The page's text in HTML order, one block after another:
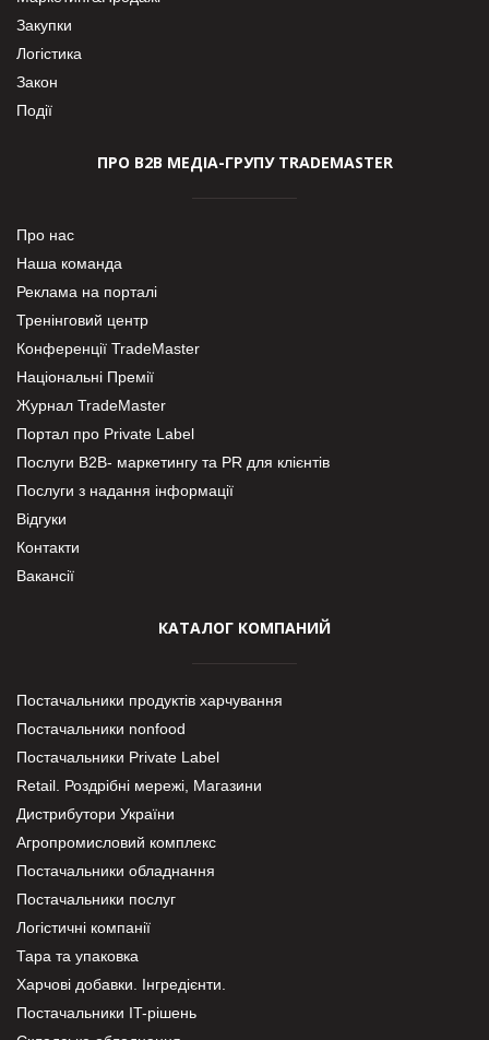
Закупки
Логістика
Закон
Події
ПРО В2В МЕДІА-ГРУПУ TRADEMASTER
Про нас
Наша команда
Реклама на порталі
Тренінговий центр
Конференції TradeMaster
Національні Премії
Журнал TradeMaster
Портал про Private Label
Послуги В2В- маркетингу та PR для клієнтів
Послуги з надання інформації
Відгуки
Контакти
Вакансії
КАТАЛОГ КОМПАНИЙ
Постачальники продуктів харчування
Постачальники nonfood
Постачальники Private Label
Retail. Роздрібні мережі, Магазини
Дистрибутори України
Агропромисловий комплекс
Постачальники обладнання
Постачальники послуг
Логістичні компанії
Тара та упаковка
Харчові добавки. Інгредієнти.
Постачальники IT-рішень